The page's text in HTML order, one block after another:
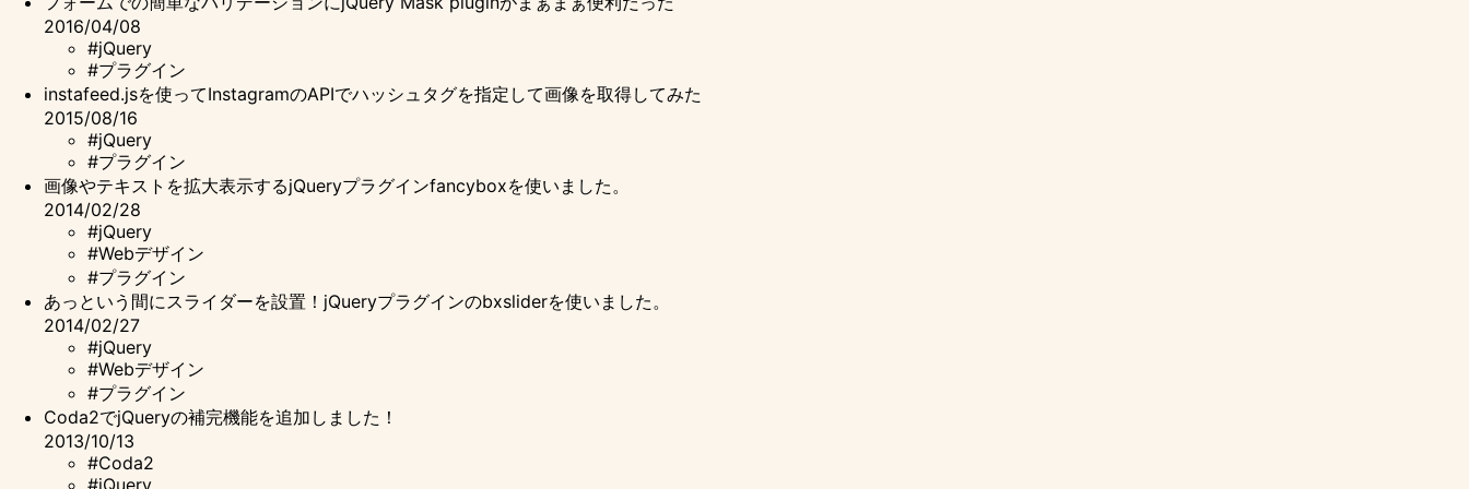
2016/04/08
#jQuery
#プラグイン
instafeed.jsを使ってInstagramのAPIでハッシュタグを指定して画像を取得してみた
2015/08/16
#jQuery
#プラグイン
画像やテキストを拡大表示するjQueryプラグインfancyboxを使いました。
2014/02/28
#jQuery
#Webデザイン
#プラグイン
あっという間にスライダーを設置！jQueryプラグインのbxsliderを使いました。
2014/02/27
#jQuery
#Webデザイン
#プラグイン
Coda2でjQueryの補完機能を追加しました！
2013/10/13
#Coda2
#jQuery